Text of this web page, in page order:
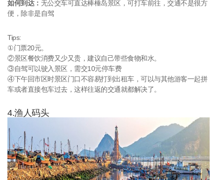
如何到达： 无公交车可直达棒棰岛景区，可打车前往，交通不是很方
便，除非是自驾
Tips:
①门票20元。
②景区餐饮消费又少又贵，建议自己带些食物和水。
③自驾可以驶入景区，需交10元停车费
④下午回市区时景区门口不容易打到出租车，可以与其他游客一起拼
车或者直接包车过去，这样往返的交通就都解决了。
4.渔人码头